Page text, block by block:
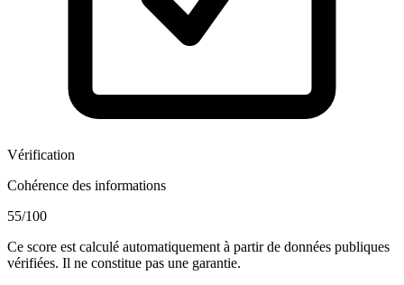
Vérification
Cohérence des informations
55/100
Ce score est calculé automatiquement à partir de données publiques
vérifiées. Il ne constitue pas une garantie.